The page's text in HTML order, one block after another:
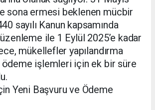
sona ermesi beklenen mücbir
sayılı Kanun kapsamında
ile 1 Eylül 2025’e kadar
mükellefler yapılandırma
ödeme işlemleri için ek bir süre
Yeni Başvuru ve Ödeme